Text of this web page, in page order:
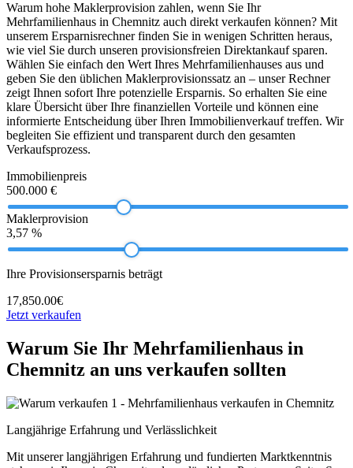
Warum hohe Maklerprovision zahlen, wenn Sie Ihr
Mehrfamilienhaus in Chemnitz auch direkt verkaufen können? Mit
unserem Ersparnisrechner finden Sie in wenigen Schritten heraus,
wie viel Sie durch unseren provisionsfreien Direktankauf sparen.
Wählen Sie einfach den Wert Ihres Mehrfamilienhauses aus und
geben Sie den üblichen Maklerprovisionssatz an – unser Rechner
zeigt Ihnen sofort Ihre potenzielle Ersparnis. So erhalten Sie eine
klare Übersicht über Ihre finanziellen Vorteile und können eine
informierte Entscheidung über Ihren Immobilienverkauf treffen. Wir
begleiten Sie effizient und transparent durch den gesamten
Verkaufsprozess.
Immobilienpreis
500.000 €
Maklerprovision
3,57 %
Ihre Provisionsersparnis beträgt
17,850.00€
Jetzt verkaufen
Warum Sie Ihr Mehrfamilienhaus in
Chemnitz an uns verkaufen sollten
Langjährige Erfahrung und Verlässlichkeit
Mit unserer langjährigen Erfahrung und fundierten Marktkenntnis